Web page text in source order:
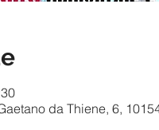
da Thiene, 6,